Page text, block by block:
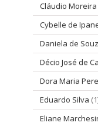
Cláudio
Cybelle de
Daniela de
Décio José de
Dora Maria
Eduardo Silva
Eliane